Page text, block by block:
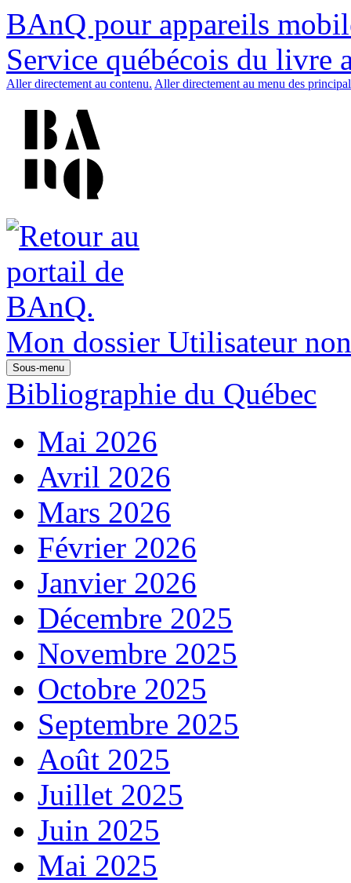
BAnQ pour appareils
Service québécois du livre
Aller directement au contenu. Aller directement au menu des
Mon dossier Utilisateur
Sous-menu
Bibliographie du Québec
Mai 2026
Avril 2026
Mars 2026
Février 2026
Janvier 2026
Décembre 2025
Novembre 2025
Octobre 2025
Septembre 2025
Août 2025
Juillet 2025
Juin 2025
Mai 2025